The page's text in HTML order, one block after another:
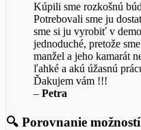
Kúpili sme rozkošnú
Potrebovali sme ju
sme si ju vyrobiť v
jednoduché, pretože
manžel a jeho kamarát
ľahké a akú úžasnú
Ďakujem vám !!!
– Petra
🔍 Porovnanie